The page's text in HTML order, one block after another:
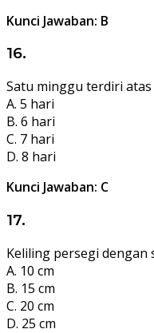
Kunci Jawaban: B
16.
Satu minggu terdiri atas
A. 5 hari
B. 6 hari
C. 7 hari
D. 8 hari
Kunci Jawaban: C
17.
Keliling persegi dengan
A. 10 cm
B. 15 cm
C. 20 cm
D. 25 cm